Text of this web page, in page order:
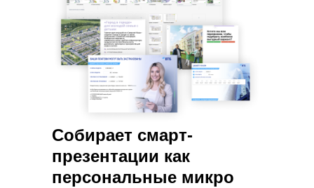
Собирает смарт-
презентации как
персональные микро